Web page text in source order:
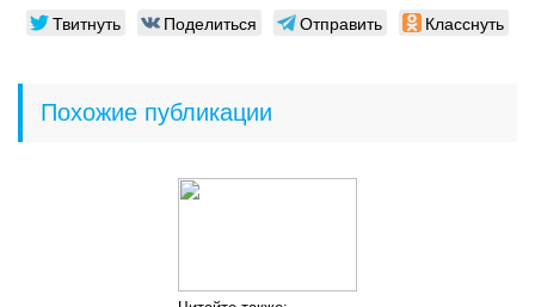
Твитнуть Поделиться Отправить Класснуть
Похожие публикации